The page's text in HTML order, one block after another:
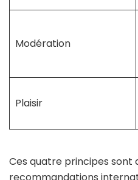
Modération
Plaisir
Ces quatre principes sont
recommandations